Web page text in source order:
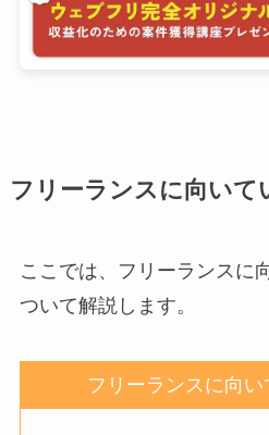
フリーランスに向いて
ここでは、フリーランスに
ついて解説します。
フリーランスに向